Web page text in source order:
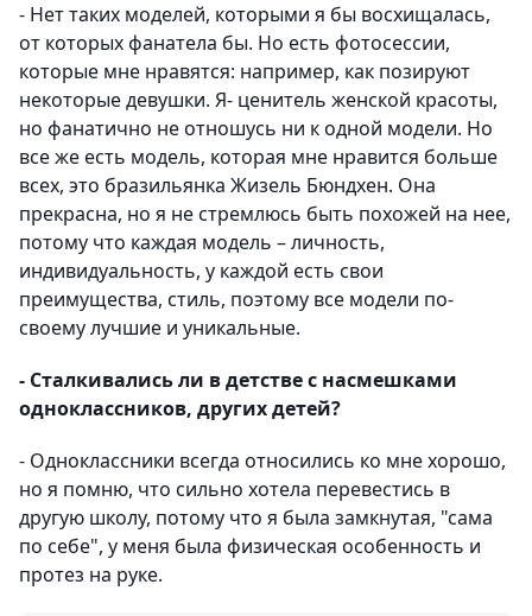
- Нет таких моделей, которыми я бы восхищалась,
от которых фанатела бы. Но есть фотосессии,
которые мне нравятся: например, как позируют
некоторые девушки. Я- ценитель женской красоты,
но фанатично не отношусь ни к одной модели. Но
все же есть модель, которая мне нравится больше
всех, это бразильянка Жизель Бюндхен. Она
прекрасна, но я не стремлюсь быть похожей на нее,
потому что каждая модель – личность,
индивидуальность, у каждой есть свои
преимущества, стиль, поэтому все модели по-
своему лучшие и уникальные.
- Сталкивались ли в детстве с насмешками
одноклассников, других детей?
- Одноклассники всегда относились ко мне хорошо,
но я помню, что сильно хотела перевестись в
другую школу, потому что я была замкнутая, "сама
по себе", у меня была физическая особенность и
протез на руке.